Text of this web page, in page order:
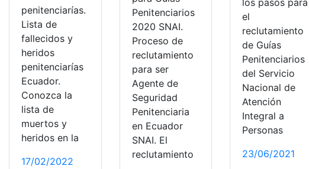
penitenciarías.
Lista de
fallecidos y
heridos
penitenciarías
Ecuador.
Conozca la
lista de
muertos y
heridos en la
17/02/2022
Penitenciarios
2020 SNAI.
Proceso de
reclutamiento
para ser
Agente de
Seguridad
Penitenciaria
en Ecuador
SNAI. El
reclutamiento
los pasos para
el
reclutamiento
de Guías
Penitenciarios
del Servicio
Nacional de
Atención
Integral a
Personas
23/06/2021